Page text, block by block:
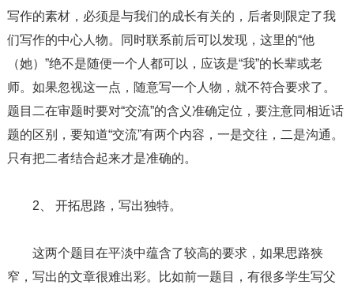
写作的素材，必须是与我们的成长有关的，后者则限定了我
们写作的中心人物。同时联系前后可以发现，这里的“他
（她）”绝不是随便一个人都可以，应该是“我”的长辈或老
师。如果忽视这一点，随意写一个人物，就不符合要求了。
题目二在审题时要对“交流”的含义准确定位，要注意同相近话
题的区别，要知道“交流”有两个内容，一是交往，二是沟通。
只有把二者结合起来才是准确的。
2、 开拓思路，写出独特。
这两个题目在平淡中蕴含了较高的要求，如果思路狭
窄，写出的文章很难出彩。比如前一题目，有很多学生写父